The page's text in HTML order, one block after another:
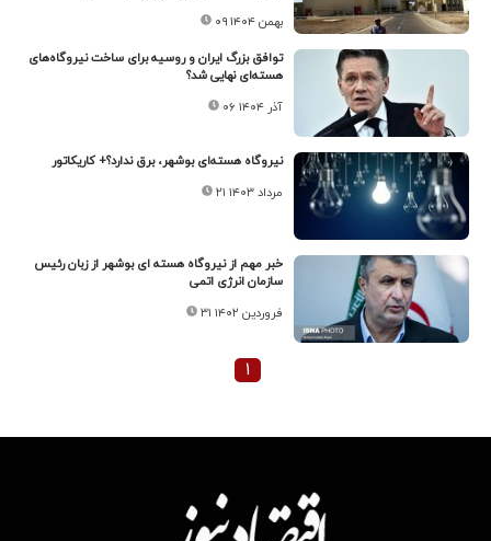
۰۹ بهمن ۱۴۰۴
توافق بزرگ ایران و روسیه برای ساخت نیروگاه‌های
هسته‌ای نهایی شد؟
۰۶ آذر ۱۴۰۴
نیروگاه هسته‌ای بوشهر، برق ندارد؟+ کاریکاتور
۲۱ مرداد ۱۴۰۳
خبر مهم از نیروگاه هسته ای بوشهر از زبان رئیس
سازمان انرژی اتمی
۳۱ فروردین ۱۴۰۲
۱